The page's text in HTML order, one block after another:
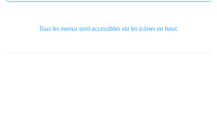
Tous les menus sont accessibles via les icônes en haut.